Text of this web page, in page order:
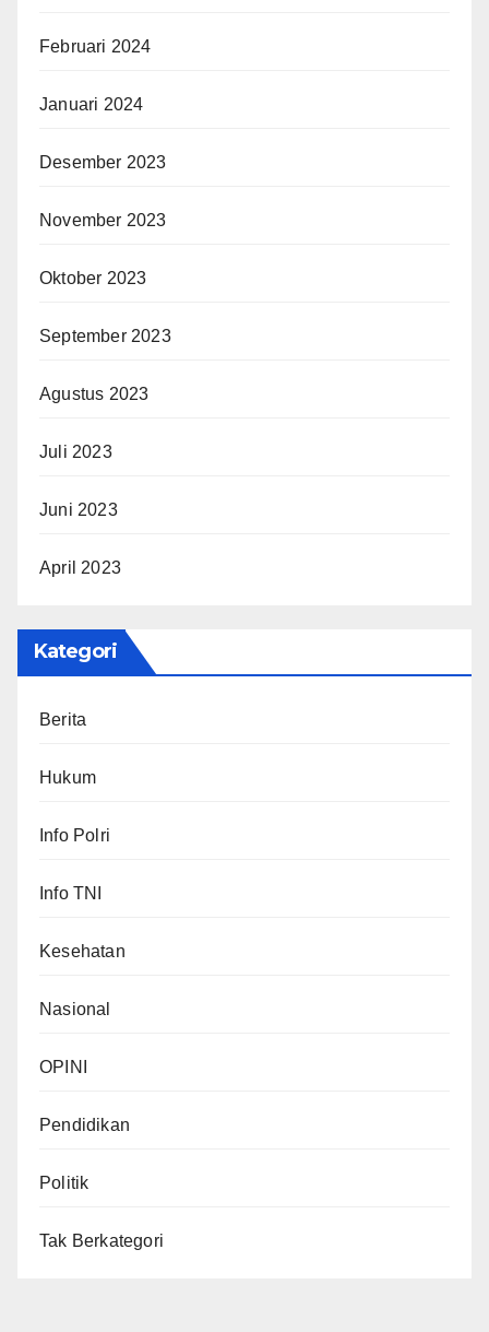
Februari 2024
Januari 2024
Desember 2023
November 2023
Oktober 2023
September 2023
Agustus 2023
Juli 2023
Juni 2023
April 2023
Kategori
Berita
Hukum
Info Polri
Info TNI
Kesehatan
Nasional
OPINI
Pendidikan
Politik
Tak Berkategori